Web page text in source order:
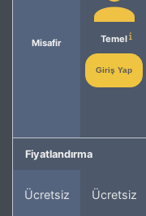
Misafir Temel
Giriş Yap
Fiyatlandırma
Ücretsiz Ücretsiz